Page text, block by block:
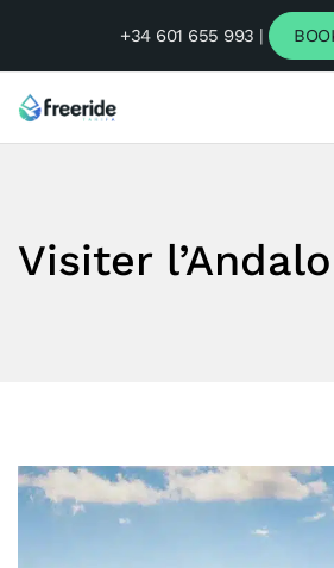
+34 601 655 993 |
Visiter